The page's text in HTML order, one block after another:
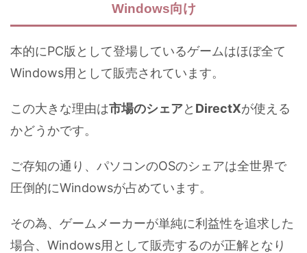
Windows向け
本的にPC版として登場しているゲームはほぼ全て
Windows用として販売されています。
この大きな理由は市場のシェアと DirectXが使える
かどうかです。
ご存知の通り、パソコンのOSのシェアは全世界で
圧倒的にWindowsが占めています。
その為、ゲームメーカーが単純に利益性を追求した
場合、Windows用として販売するのが正解となり